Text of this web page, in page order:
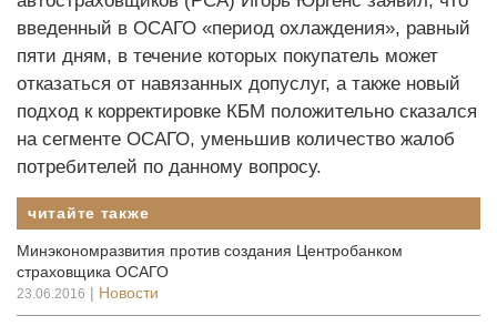
введенный в ОСАГО «период охлаждения», равный
пяти дням, в течение которых покупатель может
отказаться от навязанных допуслуг, а также новый
подход к корректировке КБМ положительно сказался
на сегменте ОСАГО, уменьшив количество жалоб
потребителей по данному вопросу.
читайте также
Минэкономразвития против создания Центробанком
страховщика ОСАГО
23.06.2016 | Новости